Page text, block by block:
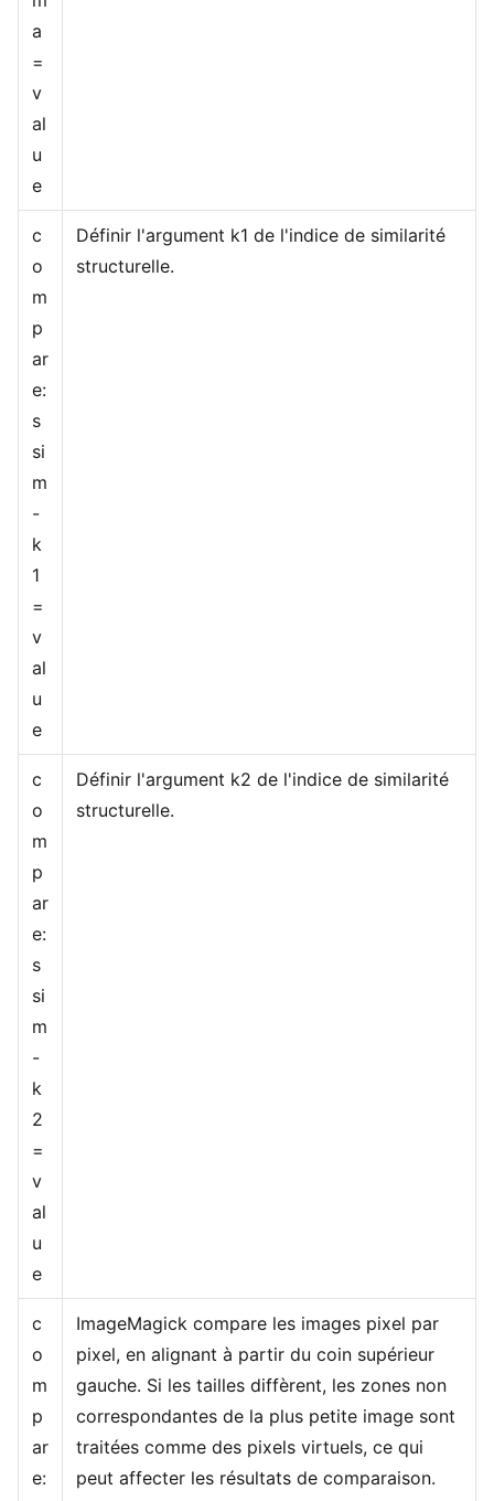
a
=
v
al
u
e
c
o
m
p
ar
e:
s
si
m
-
k
1
=
v
al
u
e
Définir l'argument k1 de l'indice de similarité
structurelle.
c
o
m
p
ar
e:
s
si
m
-
k
2
=
v
al
u
e
Définir l'argument k2 de l'indice de similarité
structurelle.
c
o
m
p
ar
e:
ImageMagick compare les images pixel par
pixel, en alignant à partir du coin supérieur
gauche. Si les tailles diffèrent, les zones non
correspondantes de la plus petite image sont
traitées comme des pixels virtuels, ce qui
peut affecter les résultats de comparaison.